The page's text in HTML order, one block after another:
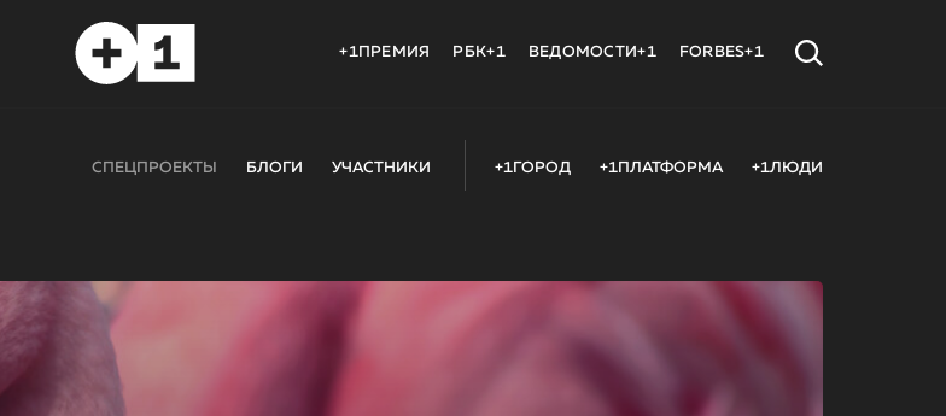
+1ПРЕМИЯ РБК+1 ВЕДОМОСТИ+1 FORBES+1
СПЕЦПРОЕКТЫ БЛОГИ УЧАСТНИКИ +1ГОРОД +1ПЛАТФОРМА +1ЛЮДИ